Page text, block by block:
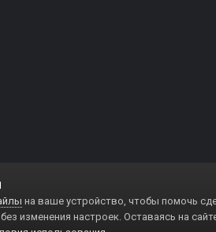
на ваше устройство, чтобы помочь
изменения настроек. Оставаясь на